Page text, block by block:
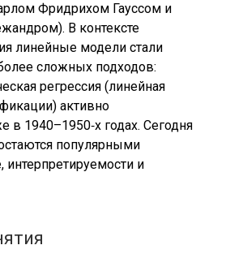
Фридрихом Гауссом и
В контексте
линейные модели стали
сложных подходов:
регрессия (линейная
активно
в 1940–1950‑х годах. Сегодня
популярными
интерпретируемости и